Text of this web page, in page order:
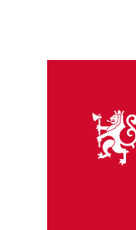
stortinget